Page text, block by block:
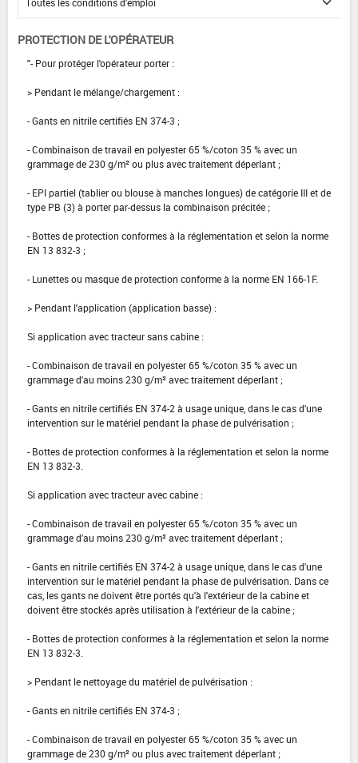
PROTECTION DE L'OPÉRATEUR
"- Pour protéger l'opérateur porter :
> Pendant le mélange/chargement :
- Gants en nitrile certifiés EN 374-3 ;
- Combinaison de travail en polyester 65 %/coton 35 % avec un
grammage de 230 g/m² ou plus avec traitement déperlant ;
- EPI partiel (tablier ou blouse à manches longues) de catégorie III et de
type PB (3) à porter par-dessus la combinaison précitée ;
- Bottes de protection conformes à la réglementation et selon la norme
EN 13 832-3 ;
- Lunettes ou masque de protection conforme à la norme EN 166-1F.
> Pendant l'application (application basse) :
Si application avec tracteur sans cabine :
- Combinaison de travail en polyester 65 %/coton 35 % avec un
grammage d'au moins 230 g/m² avec traitement déperlant ;
- Gants en nitrile certifiés EN 374-2 à usage unique, dans le cas d'une
intervention sur le matériel pendant la phase de pulvérisation ;
- Bottes de protection conformes à la réglementation et selon la norme
EN 13 832-3.
Si application avec tracteur avec cabine :
- Combinaison de travail en polyester 65 %/coton 35 % avec un
grammage d'au moins 230 g/m² avec traitement déperlant ;
- Gants en nitrile certifiés EN 374-2 à usage unique, dans le cas d'une
intervention sur le matériel pendant la phase de pulvérisation. Dans ce
cas, les gants ne doivent être portés qu'à l'extérieur de la cabine et
doivent être stockés après utilisation à l'extérieur de la cabine ;
- Bottes de protection conformes à la réglementation et selon la norme
EN 13 832-3.
> Pendant le nettoyage du matériel de pulvérisation :
- Gants en nitrile certifiés EN 374-3 ;
- Combinaison de travail en polyester 65 %/coton 35 % avec un
grammage de 230 g/m² ou plus avec traitement déperlant ;